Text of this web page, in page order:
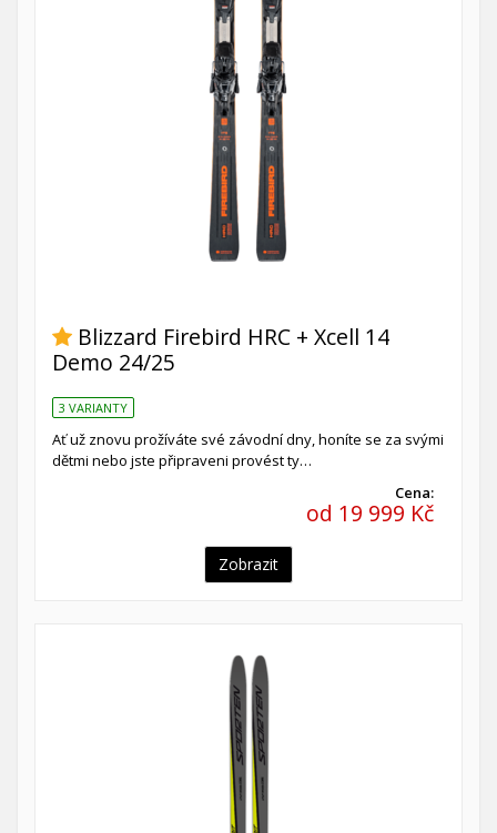
Blizzard Firebird HRC + Xcell 14
Demo 24/25
3 VARIANTY
Ať už znovu prožíváte své závodní dny, honíte se za svými
dětmi nebo jste připraveni provést ty…
Cena:
od 19 999 Kč
Zobrazit